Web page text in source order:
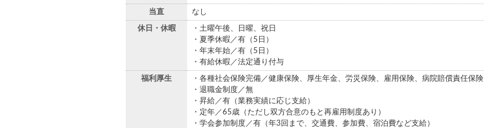
当直 なし
休日・休暇
・土曜午後、日曜、祝日
・夏季休暇／有（5日）
・年末年始／有（5日）
・有給休暇／法定通り付与
福利厚生
・各種社会保険完備／健康保険、厚生年金、労災保険、雇用保険、病院賠償責任保険
・退職金制度／無
・昇給／有（業務実績に応じ支給）
・定年／65歳（ただし双方合意のもと再雇用制度あり）
・学会参加制度／有（年3回まで、交通費、参加費、宿泊費など支給）